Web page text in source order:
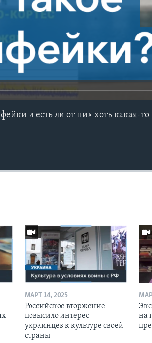
и есть ли от них хоть какая-то
МАРТ 14, 2025
Российское вторжение
повысило интерес
украинцев к культуре своей
страны
на